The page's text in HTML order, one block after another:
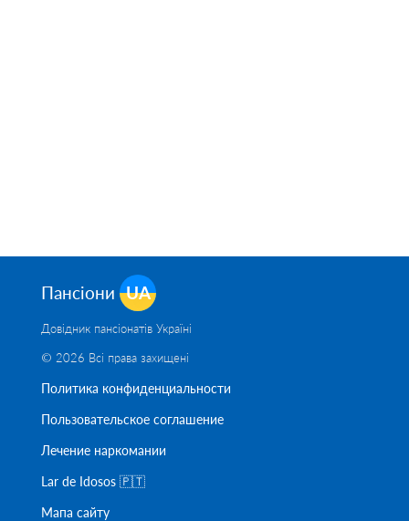
Пансіони UA
Довідник пансіонатів Україні
© 2026 Всі права захищені
Политика конфиденциальности
Пользовательское соглашение
Лечение наркомании
Lar de Idosos 🇵🇹
Мапа сайту